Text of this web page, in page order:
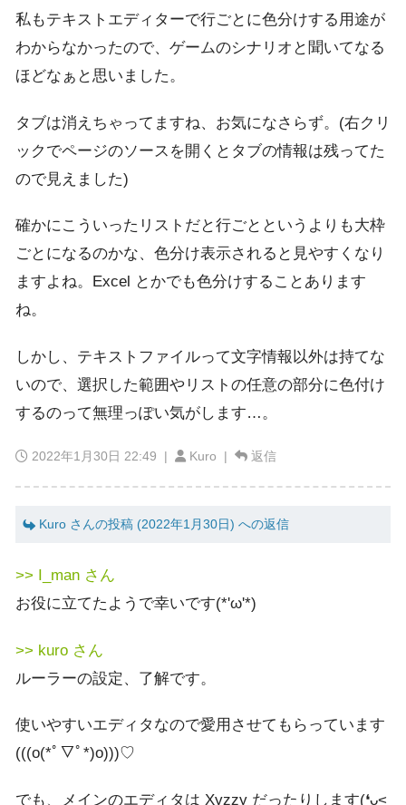
私もテキストエディターで行ごとに色分けする用途が
わからなかったので、ゲームのシナリオと聞いてなる
ほどなぁと思いました。
タブは消えちゃってますね、お気になさらず。(右クリ
ックでページのソースを開くとタブの情報は残ってた
ので見えました)
確かにこういったリストだと行ごとというよりも大枠
ごとになるのかな、色分け表示されると見やすくなり
ますよね。Excel とかでも色分けすることあります
ね。
しかし、テキストファイルって文字情報以外は持てな
いので、選択した範囲やリストの任意の部分に色付け
するのって無理っぽい気がします…。
2022年1月30日 22:49 | Kuro | 返信
Kuro さんの投稿 (2022年1月30日) への返信
>> I_man さん
お役に立てたようで幸いです(*'ω'*)
>> kuro さん
ルーラーの設定、了解です。
使いやすいエディタなので愛用させてもらっています
(((o(*ﾟ▽ﾟ*)o)))♡
でも、メインのエディタは Xyzzy だったりします(❛ᴗ˂